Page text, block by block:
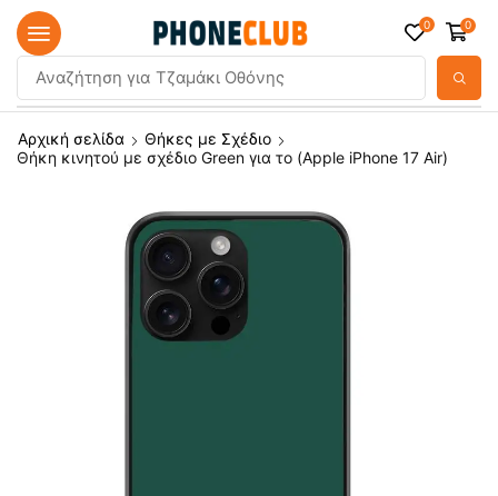
Αναζήτηση για Τζαμάκι Οθόνης
0 0
Αρχική σελίδα
Θήκες με Σχέδιο
Θήκη κινητού με σχέδιο Green για το (Apple iPhone 17 Air)